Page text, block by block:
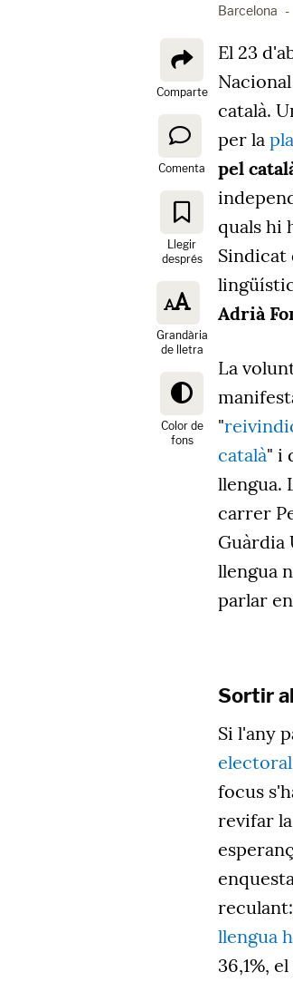
Barcelona -
Comparte
Comenta
Llegir
després
Grandària
de lletra
Color de
fons
El 23
català.
per la
pel
quals hi
Sindicat
Adrià
La
"
català" i
llengua.
carrer
Guàrdia
llengua
parlar
Sortir
Si l'any
electoral
focus
revifar
reculant:
llengua
36,1%,